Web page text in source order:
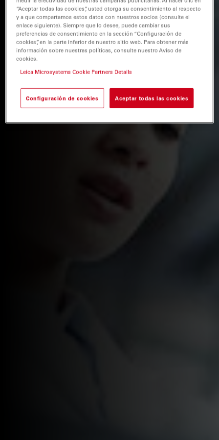
“Aceptar todas las cookies”, usted otorga su consentimiento al respecto
y a que compartamos estos datos con nuestros socios (consulte el
enlace siguiente). Siempre que lo desee, puede cambiar sus
preferencias de consentimiento en la sección “Configuración de
cookies”, en la parte inferior de nuestro sitio web. Para obtener más
información sobre nuestras políticas, consulte nuestro Aviso de
cookies.
Leica Microsystems Cookie Partners Details
Configuración de cookies Aceptar todas las cookies